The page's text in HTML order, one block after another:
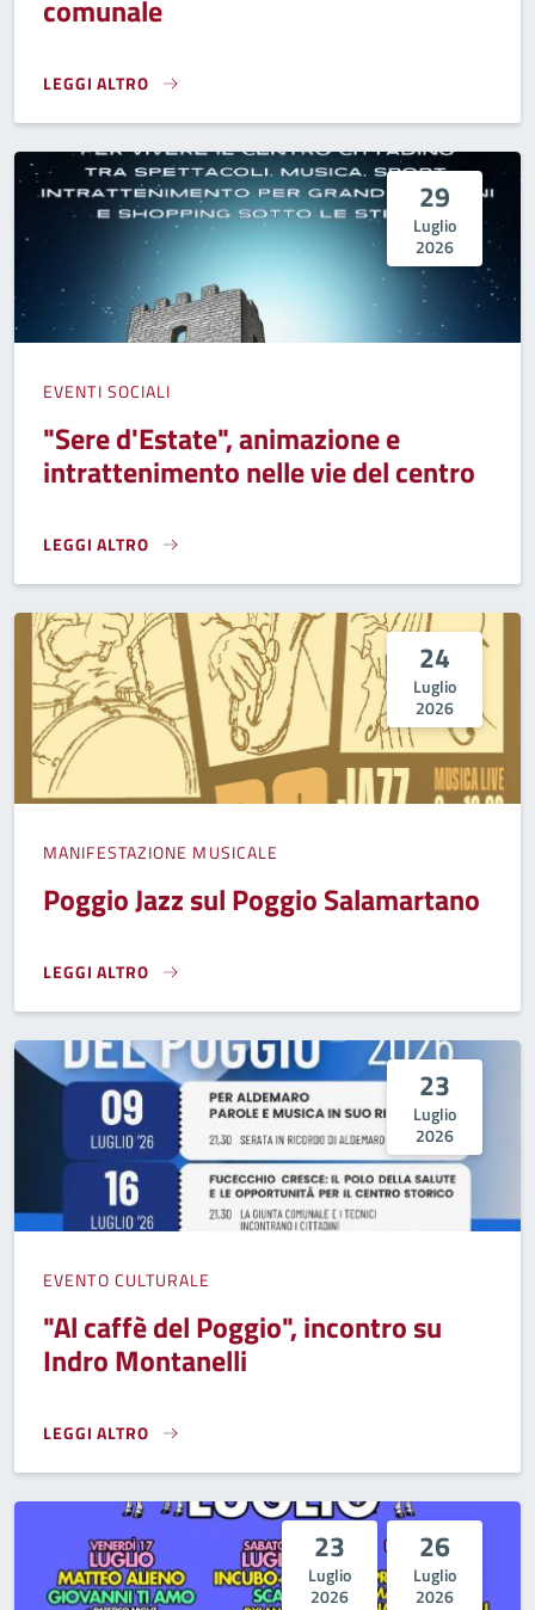
comunale
LEGGI ALTRO
NOTTI DI MEZZA ESTATE ALLA BIBLIOTECA COMUNALE}
29
Luglio
2026
EVENTI SOCIALI
"Sere d'Estate", animazione e
intrattenimento nelle vie del centro
LEGGI ALTRO
"SERE D'ESTATE", ANIMAZIONE E INTRATTENIMENTO
24
Luglio
2026
MANIFESTAZIONE MUSICALE
Poggio Jazz sul Poggio Salamartano
LEGGI ALTRO
POGGIO JAZZ SUL POGGIO SALAMARTANO}
23
Luglio
2026
EVENTO CULTURALE
"Al caffè del Poggio", incontro su
Indro Montanelli
LEGGI ALTRO
"AL CAFFÈ DEL POGGIO", INCONTRO SU INDRO
23
Luglio
2026
26
Luglio
2026